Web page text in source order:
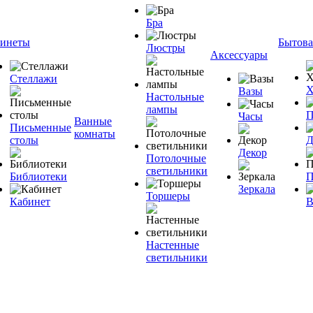
Стеллажи
Письменные
столы
Библиотеки
Кабинет
Ванные
комнаты
Бра
Люстры
Настольные
лампы
Потолочные
светильники
Торшеры
Настенные
светильники
Аксессуары
Вазы
Часы
Декор
Зеркала